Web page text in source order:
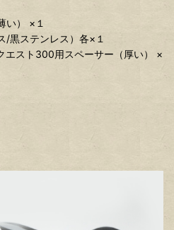
い） ×１
/黒ステンレス）各×１
エスト300用スペーサー（厚い） ×